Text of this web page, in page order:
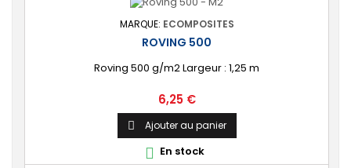
MARQUE: ECOMPOSITES
ROVING 500
Roving 500 g/m2 Largeur : 1,25 m
Prix
6,25 €
 Ajouter au panier
 En stock